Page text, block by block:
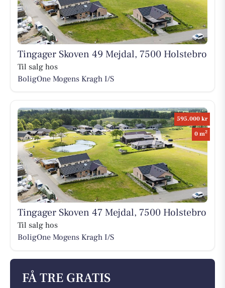
Tingager Skoven 49 Mejdal, 7500 Holstebro
Til salg hos
BoligOne Mogens Kragh I/S
595.000 kr
0 m2
Tingager Skoven 47 Mejdal, 7500 Holstebro
Til salg hos
BoligOne Mogens Kragh I/S
FÅ TRE GRATIS